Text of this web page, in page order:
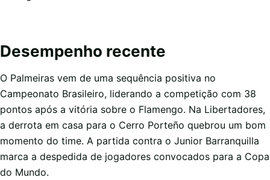
Desempenho recente
O Palmeiras vem de uma sequência positiva no
Campeonato Brasileiro, liderando a competição com 38
pontos após a vitória sobre o Flamengo. Na Libertadores,
a derrota em casa para o Cerro Porteño quebrou um bom
momento do time. A partida contra o Junior Barranquilla
marca a despedida de jogadores convocados para a Copa
do Mundo.